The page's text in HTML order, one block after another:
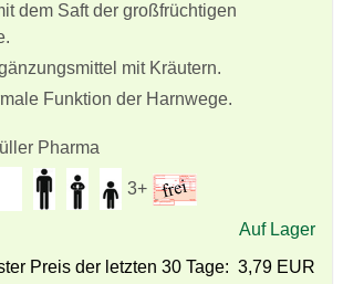
dem Saft der großfrüchtigen
mit Kräutern.
Funktion der Harnwege.
Pharma
3+
Auf Lager
Preis der letzten 30 Tage: 3,79 EUR